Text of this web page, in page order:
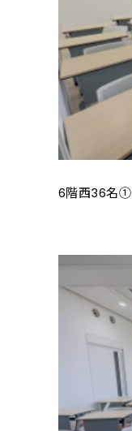
6階西36名①